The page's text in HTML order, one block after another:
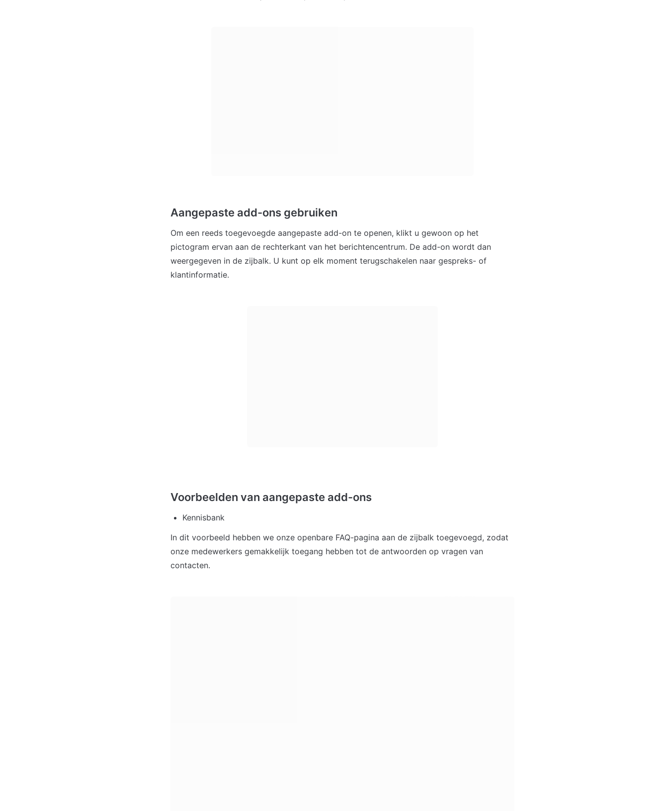
Aangepaste add-ons gebruiken
Om een reeds toegevoegde aangepaste add-on te openen, klikt u gewoon op het
pictogram ervan aan de rechterkant van het berichtencentrum. De add-on wordt dan
weergegeven in de zijbalk. U kunt op elk moment terugschakelen naar gespreks- of
klantinformatie.
Voorbeelden van aangepaste add-ons
Kennisbank
In dit voorbeeld hebben we onze openbare FAQ-pagina aan de zijbalk toegevoegd, zodat
onze medewerkers gemakkelijk toegang hebben tot de antwoorden op vragen van
contacten.